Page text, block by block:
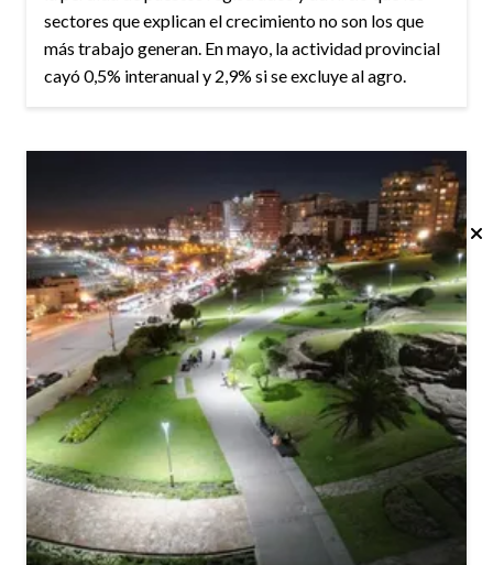
sectores que explican el crecimiento no son los que
más trabajo generan. En mayo, la actividad provincial
cayó 0,5% interanual y 2,9% si se excluye al agro.